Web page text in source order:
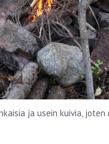
ja usein kuivia,